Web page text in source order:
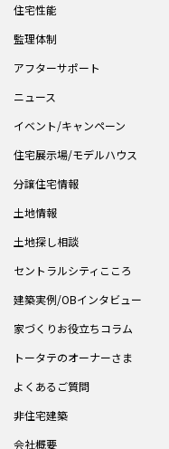
住宅性能
監理体制
アフターサポート
ニュース
イベント/キャンペーン
住宅展示場/モデルハウス
分譲住宅情報
土地情報
土地探し相談
セントラルシティこころ
建築実例/OBインタビュー
家づくりお役立ちコラム
トータテのオーナーさま
よくあるご質問
非住宅建築
会社概要